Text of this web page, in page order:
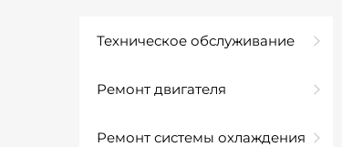
Техническое обслуживание
Ремонт двигателя
Ремонт системы охлаждения